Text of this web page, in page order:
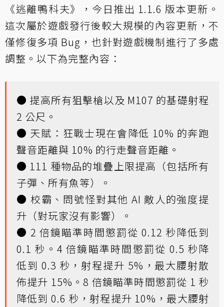
《逃離鴨科夫》，今日推出 1.1.6 版本更新。
這次屬於遊戲發行後較大規模的內容更新，不
僅修復多項 Bug，也針對遊戲機制進行了多處
調整。以下為完整內容：
● 提高所有狙擊槍以及 M107 的基礎射程
2 公尺。
● 天賦：狂戰士現在會降低 10% 的奔跑
聲音距離與 10% 的行走聲音距離。
● 111 種物品的堆疊上限提高（包括所有
子彈、所有魚等）。
● 校霸、問號怪對其他 AI 敵人的強度提
升（對玩家沒有影響）。
● 2 倍鏡瞄準時間懲罰從 0.12 秒降低到
0.1 秒。4 倍鏡瞄準時間懲罰從 0.5 秒降
低到 0.3 秒，射程提升 5%，最大腰射散
佈提升 15%。8 倍鏡瞄準時間懲罰從 1 秒
降低到 0.6 秒，射程提升 10%，最大腰射